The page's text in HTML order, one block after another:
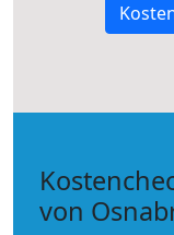
von